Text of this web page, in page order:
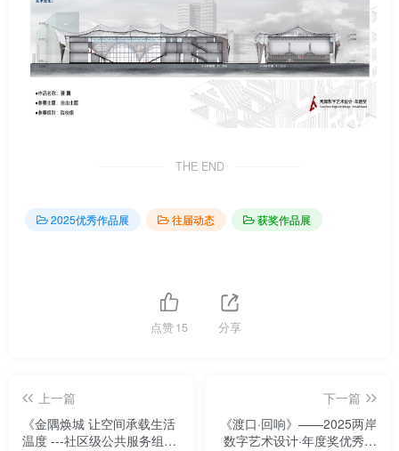
THE END
2025优秀作品展 往届动态 获奖作品展
点赞15 分享
上一篇
《金隅焕城 让空间承载生活
温度 ---社区级公共服务组团
下一篇
《渡口·回响》——2025两岸
数字艺术设计·年度奖优秀作